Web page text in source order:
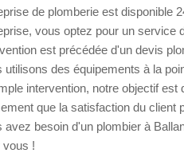
de plomberie est disponible
vous optez pour un service
est précédée d'un devis
utilisons des équipements à la
intervention, notre objectif
que la satisfaction du client
avez besoin d'un plombier à
vous !